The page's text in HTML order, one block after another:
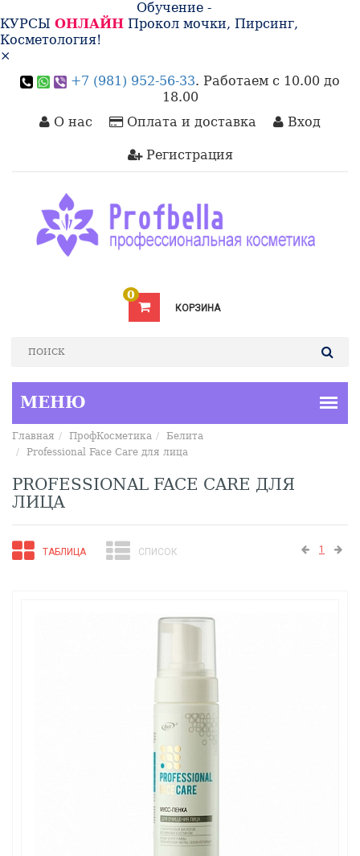
Обучение -
КУРСЫ ОНЛАЙН Прокол мочки, Пирсинг,
Косметология!
×
+7 (981) 952-56-33. Работаем с 10.00 до
18.00
О нас
Оплата и доставка Вход
Регистрация
КОРЗИНА
0
Главная ПрофКосметика
Белита
Professional Face Care для лица
PROFESSIONAL FACE CARE ДЛЯ
ЛИЦА
ТАБЛИЦА СПИСОК 1